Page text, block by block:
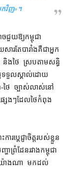
កវិញ»។
ជួយ​ឱ្យ​កម្ពុជា​
តែ​បារាំង​គឺជា​អ្នក​
និង​ថៃ ស្របតាម​សន្ធិ
ៃ​ទទួលស្គាល់​ដោយ​
​-​ថៃ ច្បាស់លាស់​នៅ​
សេងៗ​ដែល​ថៃ​កំពុង​
រ​ប្ដេជ្ញាចិត្ត​របស់​ខ្លួន​
ព្រំដែន​រវាង​កម្ពុជា
ះ​យ៉ាងណា មកដល់